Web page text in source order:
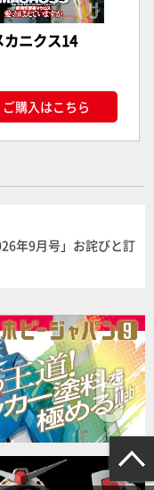
カニクス14
ご購入はこちら
年9月号」お詫びと訂